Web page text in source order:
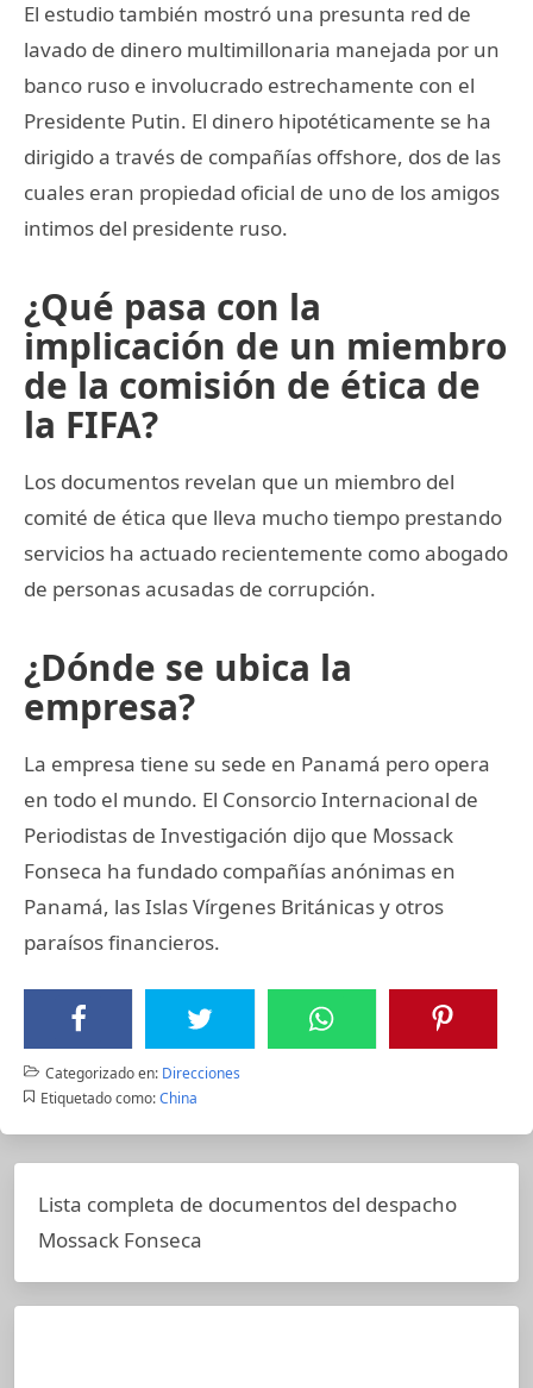
El estudio también mostró una presunta red de
lavado de dinero multimillonaria manejada por un
banco ruso e involucrado estrechamente con el
Presidente Putin. El dinero hipotéticamente se ha
dirigido a través de compañías offshore, dos de las
cuales eran propiedad oficial de uno de los amigos
intimos del presidente ruso.
¿Qué pasa con la
implicación de un miembro
de la comisión de ética de
la FIFA?
Los documentos revelan que un miembro del
comité de ética que lleva mucho tiempo prestando
servicios ha actuado recientemente como abogado
de personas acusadas de corrupción.
¿Dónde se ubica la
empresa?
La empresa tiene su sede en Panamá pero opera
en todo el mundo. El Consorcio Internacional de
Periodistas de Investigación dijo que Mossack
Fonseca ha fundado compañías anónimas en
Panamá, las Islas Vírgenes Británicas y otros
paraísos financieros.
Categorizado en: Direcciones
Etiquetado como: China
Lista completa de documentos del despacho
Mossack Fonseca